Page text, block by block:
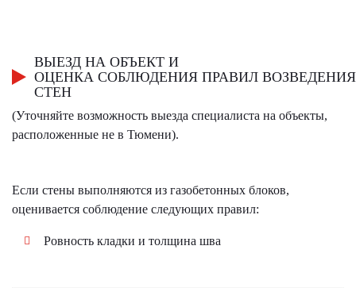
ВЫЕЗД НА ОБЪЕКТ И
ОЦЕНКА СОБЛЮДЕНИЯ ПРАВИЛ ВОЗВЕДЕНИЯ
СТЕН
(Уточняйте возможность выезда специалиста на объекты,
расположенные не в Тюмени).
Если стены выполняются из газобетонных блоков,
оценивается соблюдение следующих правил:
Ровность кладки и толщина шва